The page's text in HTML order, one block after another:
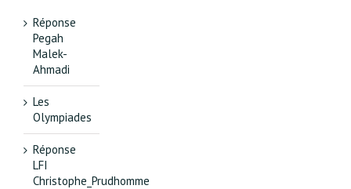
Réponse
Pegah
Malek-
Ahmadi
Les
Olympiades
Réponse
LFI
Christophe_Prudhomme